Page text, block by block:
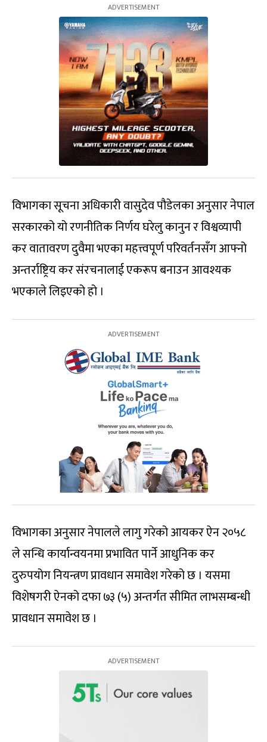
विभागका सूचना अधिकारी वासुदेव पौडेलका अनुसार नेपाल
सरकारको यो रणनीतिक निर्णय घरेलु कानुन र विश्वव्यापी
कर वातावरण दुवैमा भएका महत्त्वपूर्ण परिवर्तनसँग आफ्नो
अन्तर्राष्ट्रिय कर संरचनालाई एकरूप बनाउन आवश्यक
भएकाले लिइएको हो ।
विभागका अनुसार नेपालले लागु गरेको आयकर ऐन २०५८
ले सन्धि कार्यान्वयनमा प्रभावित पार्ने आधुनिक कर
दुरुपयोग नियन्त्रण प्रावधान समावेश गरेको छ । यसमा
विशेषगरी ऐनको दफा ७३ (५) अन्तर्गत सीमित लाभसम्बन्धी
प्रावधान समावेश छ ।